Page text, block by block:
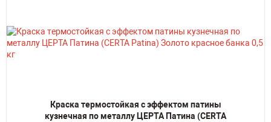
Краска термостойкая с эффектом патины
кузнечная по металлу ЦЕРТА Патина (CERTA